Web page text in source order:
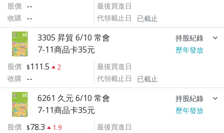
股價
--
收購 --
最後買進日
代領截止日
已截止
3305 昇貿 6/10 常會 持股紀錄
7-11商品卡35元
歷年發放
股價
111.5
2
收購 --
最後買進日
代領截止日
已截止
6261 久元 6/10 常會 持股紀錄
7-11商品卡35元
歷年發放
股價
78.3
1.9
最後買進日